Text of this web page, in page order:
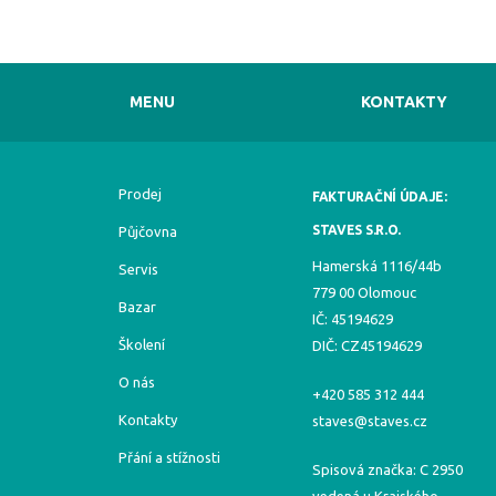
MENU KONTAKTY
Prodej
Půjčovna
Servis
Bazar
Školení
O nás
Kontakty
Přání a stížnosti
FAKTURAČNÍ ÚDAJE:
STAVES S.R.O.
Hamerská 1116/44b
779 00 Olomouc
IČ: 45194629
DIČ: CZ45194629
+420 585 312 444
staves@staves.cz
Spisová značka: C 2950